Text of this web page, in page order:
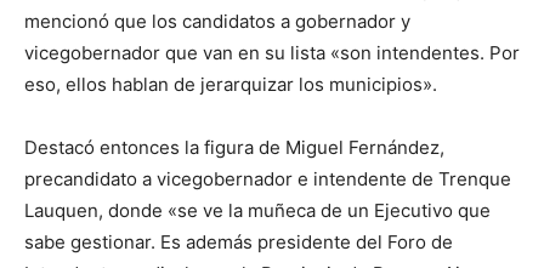
mencionó que los candidatos a gobernador y
vicegobernador que van en su lista «son intendentes. Por
eso, ellos hablan de jerarquizar los municipios».
Destacó entonces la figura de Miguel Fernández,
precandidato a vicegobernador e intendente de Trenque
Lauquen, donde «se ve la muñeca de un Ejecutivo que
sabe gestionar. Es además presidente del Foro de